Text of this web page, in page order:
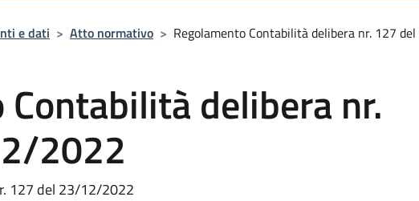
e dati > Atto normativo > Regolamento Contabilità delibera nr. 127
delibera nr.
2022
127 del 23/12/2022